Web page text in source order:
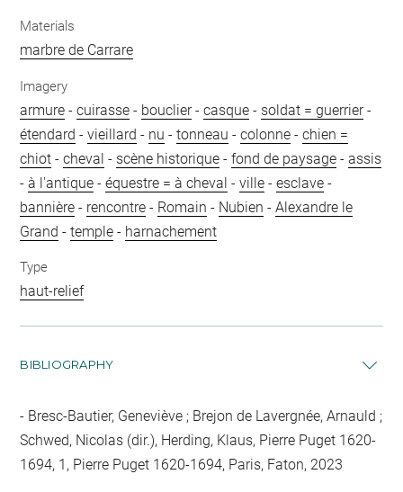
Materials
marbre de Carrare
Imagery
armure -cuirasse - bouclier-casque - soldat = guerrier-
étendard -vieillard - nu -tonneau -colonne -chien =
chiot -cheval - scène historique -fond de paysage -assis
-à l'antique -équestre = à cheval -ville -esclave -
bannière - rencontre - Romain - Nubien -Alexandre le
Grand -temple - harnachement
Type
haut-relief
BIBLIOGRAPHY
Bresc-Bautier, Geneviève ; Brejon de Lavergnée, Arnauld ;
Schwed, Nicolas (dir.), Herding, Klaus, Pierre Puget 1620-
1694, 1, Pierre Puget 1620-1694, Paris, Faton, 2023